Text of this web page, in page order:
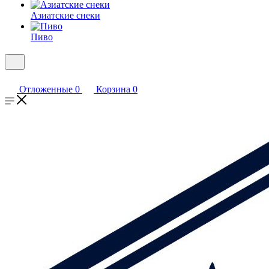
Азиатские снеки
Пиво
Отложенные 0 Корзина 0